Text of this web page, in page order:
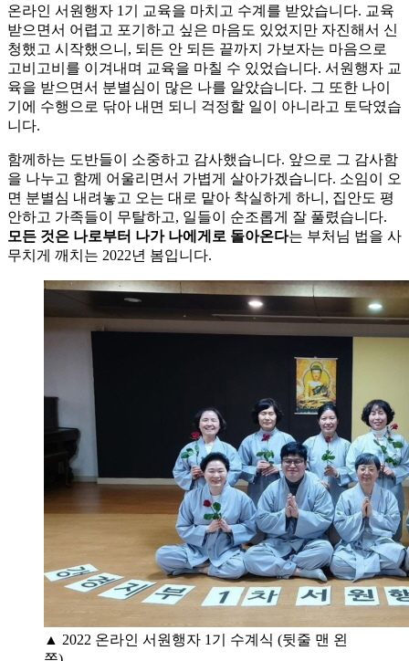
온라인 서원행자 1기 교육을 마치고 수계를 받았습니다. 교육
받으면서 어렵고 포기하고 싶은 마음도 있었지만 자진해서 신
청했고 시작했으니, 되든 안 되든 끝까지 가보자는 마음으로
고비고비를 이겨내며 교육을 마칠 수 있었습니다. 서원행자 교
육을 받으면서 분별심이 많은 나를 알았습니다. 그 또한 나이
기에 수행으로 닦아 내면 되니 걱정할 일이 아니라고 토닥였습
니다.
함께하는 도반들이 소중하고 감사했습니다. 앞으로 그 감사함
을 나누고 함께 어울리면서 가볍게 살아가겠습니다. 소임이 오
면 분별심 내려놓고 오는 대로 맡아 착실하게 하니, 집안도 평
안하고 가족들이 무탈하고, 일들이 순조롭게 잘 풀렸습니다.
모든 것은 나로부터 나가 나에게로 돌아온다는 부처님 법을 사
무치게 깨치는 2022년 봄입니다.
▲ 2022 온라인 서원행자 1기 수계식 (뒷줄 맨 왼